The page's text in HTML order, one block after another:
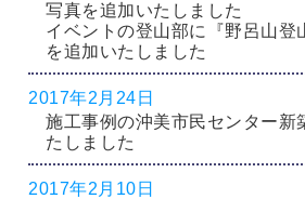
写真を追加いたしました
イベントの登山部に『野呂山登
を追加いたしました
2017年2月24日
施工事例の沖美市民センター新
たしました
2017年2月10日